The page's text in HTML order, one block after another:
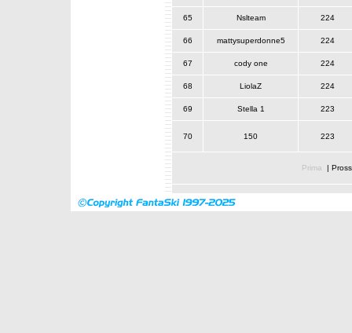
65 Nslteam 224
66 mattysuperdonne5 224
67 cody one 224
68 LiolaZ 224
69 Stella 1 223
70 150 223
Prima |